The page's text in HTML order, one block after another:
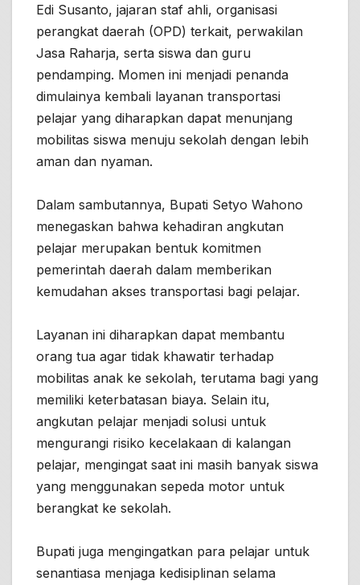
Edi Susanto, jajaran staf ahli, organisasi
perangkat daerah (OPD) terkait, perwakilan
Jasa Raharja, serta siswa dan guru
pendamping. Momen ini menjadi penanda
dimulainya kembali layanan transportasi
pelajar yang diharapkan dapat menunjang
mobilitas siswa menuju sekolah dengan lebih
aman dan nyaman.
Dalam sambutannya, Bupati Setyo Wahono
menegaskan bahwa kehadiran angkutan
pelajar merupakan bentuk komitmen
pemerintah daerah dalam memberikan
kemudahan akses transportasi bagi pelajar.
Layanan ini diharapkan dapat membantu
orang tua agar tidak khawatir terhadap
mobilitas anak ke sekolah, terutama bagi yang
memiliki keterbatasan biaya. Selain itu,
angkutan pelajar menjadi solusi untuk
mengurangi risiko kecelakaan di kalangan
pelajar, mengingat saat ini masih banyak siswa
yang menggunakan sepeda motor untuk
berangkat ke sekolah.
Bupati juga mengingatkan para pelajar untuk
senantiasa menjaga kedisiplinan selama